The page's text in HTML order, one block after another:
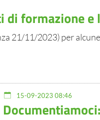
formazione e
21/11/2023) per
15-09-2023 08:46